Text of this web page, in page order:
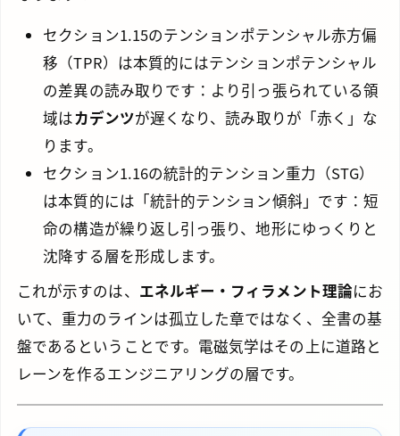
セクション1.15のテンションポテンシャル赤方偏
移（TPR）は本質的にはテンションポテンシャル
の差異の読み取りです：より引っ張られている領
域はカデンツが遅くなり、読み取りが「赤く」な
ります。
セクション1.16の統計的テンション重力（STG）
は本質的には「統計的テンション傾斜」です：短
命の構造が繰り返し引っ張り、地形にゆっくりと
沈降する層を形成します。
これが示すのは、 エネルギー・フィラメント理論にお
いて、重力のラインは孤立した章ではなく、全書の基
盤であるということです。電磁気学はその上に道路と
レーンを作るエンジニアリングの層です。